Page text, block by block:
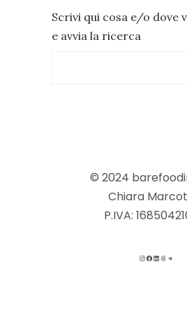
Scrivi qui cosa e/o dove
e avvia la ricerca
© 2024
Chiara
P.IVA: